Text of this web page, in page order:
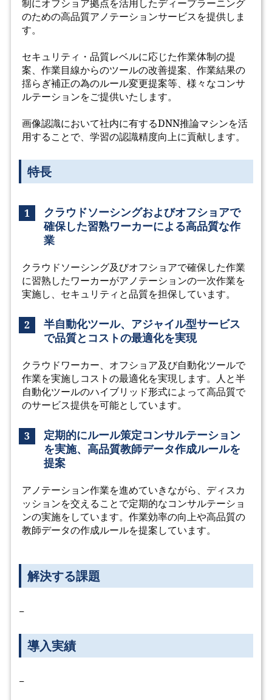
制にオフショア拠点を活用したディープラーニング
のための高品質アノテーションサービスを提供しま
す。
セキュリティ・品質レベルに応じた作業体制の提
案、作業目線からのツールの改善提案、作業結果の
揺らぎ補正の為のルール変更提案等、様々なコンサ
ルテーションをご提供いたします。
画像認識において社内に有するDNN推論マシンを活
用することで、学習の認識精度向上に貢献します。
特長
1
クラウドソーシングおよびオフショアで
確保した習熟ワーカーによる高品質な作
業
クラウドソーシング及びオフショアで確保した作業
に習熟したワーカーがアノテーションの一次作業を
実施し、セキュリティと品質を担保しています。
2
半自動化ツール、アジャイル型サービス
で品質とコストの最適化を実現
クラウドワーカー、オフショア及び自動化ツールで
作業を実施しコストの最適化を実現します。人と半
自動化ツールのハイブリッド形式によって高品質で
のサービス提供を可能としています。
3
定期的にルール策定コンサルテーション
を実施、高品質教師データ作成ルールを
提案
アノテーション作業を進めていきながら、ディスカ
ッションを交えることで定期的なコンサルテーショ
ンの実施をしています。作業効率の向上や高品質の
教師データの作成ルールを提案しています。
解決する課題
−
導入実績
−